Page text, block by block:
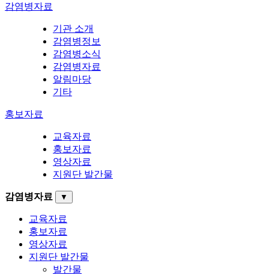
감염병자료
기관 소개
감염병정보
감염병소식
감염병자료
알림마당
기타
홍보자료
교육자료
홍보자료
영상자료
지원단 발간물
감염병자료 ▼
교육자료
홍보자료
영상자료
지원단 발간물
발간물